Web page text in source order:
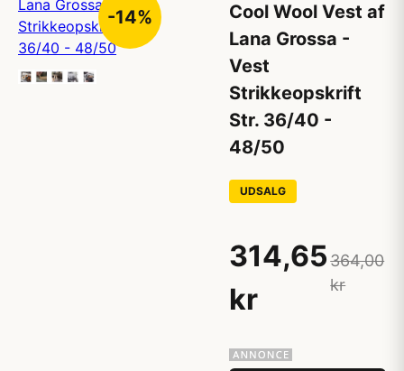
-14%
Cool Wool Vest af
Lana Grossa -
Vest
Strikkeopskrift
Str. 36/40 -
48/50
UDSALG
314,65
kr
364,00
kr